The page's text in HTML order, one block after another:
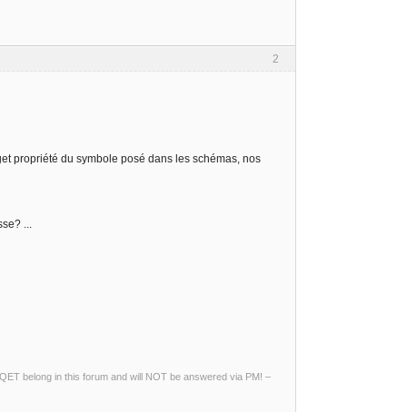
2
propriété du symbole posé dans les schémas, nos
...
belong in this forum and will NOT be answered via PM! –